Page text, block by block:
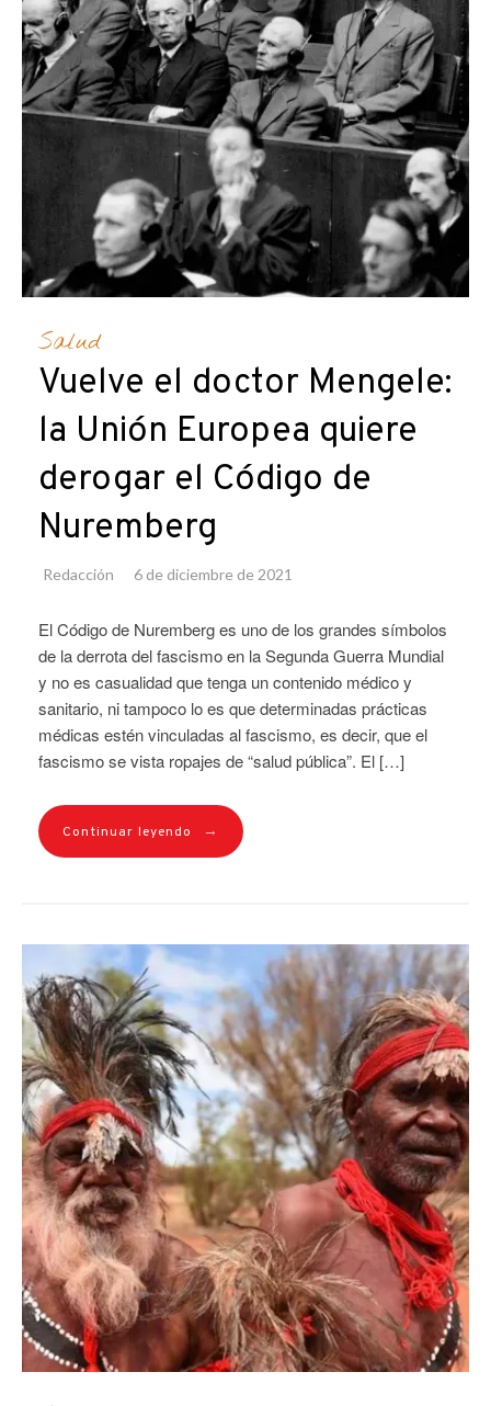
Salud
Vuelve el doctor Mengele:
la Unión Europea quiere
derogar el Código de
Nuremberg
Redacción 6 de diciembre de 2021
El Código de Nuremberg es uno de los grandes símbolos
de la derrota del fascismo en la Segunda Guerra Mundial
y no es casualidad que tenga un contenido médico y
sanitario, ni tampoco lo es que determinadas prácticas
médicas estén vinculadas al fascismo, es decir, que el
fascismo se vista ropajes de “salud pública”. El […]
Continuar leyendo →